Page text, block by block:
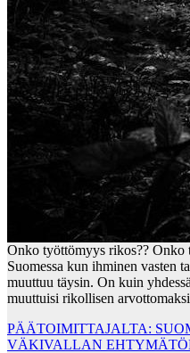
Onko työttömyys rikos?? Onko
Suomessa kun ihminen vasten
muuttuu täysin. On kuin
muuttuisi rikollisen
PÄÄTOIMITTAJALTA:
VÄKIVALLAN